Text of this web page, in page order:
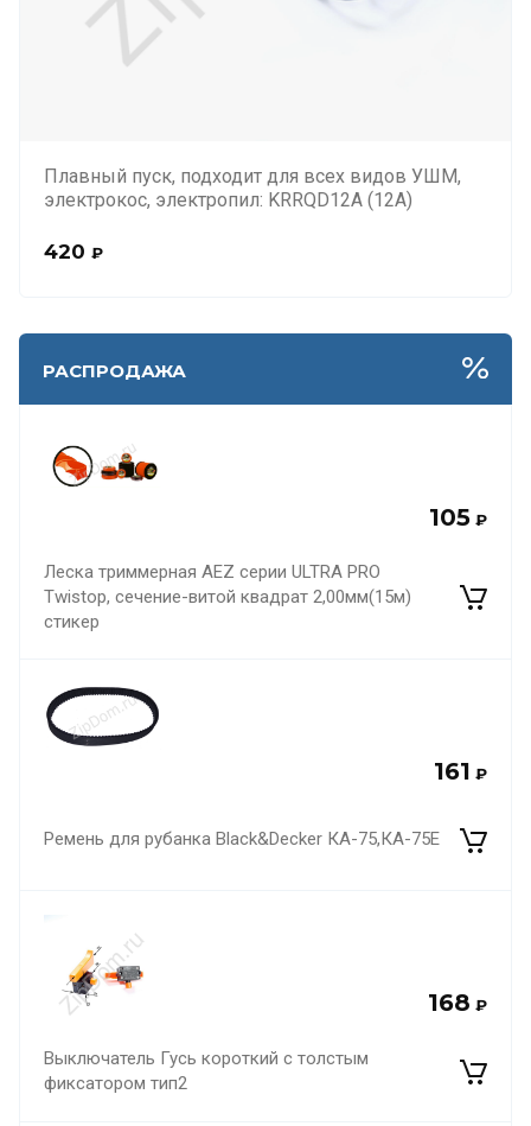
Плавный пуск, подходит для всех видов УШМ,
электрокос, электропил: KRRQD12A (12А)
420 ₽
РАСПРОДАЖА
105 ₽
Леска триммерная AEZ серии ULTRA PRO
Twistop, сечение-витой квадрат 2,00мм(15м)
стикер
161 ₽
Ремень для рубанка Black&Decker КА-75,КА-75Е
168 ₽
Выключатель Гусь короткий с толстым
фиксатором тип2